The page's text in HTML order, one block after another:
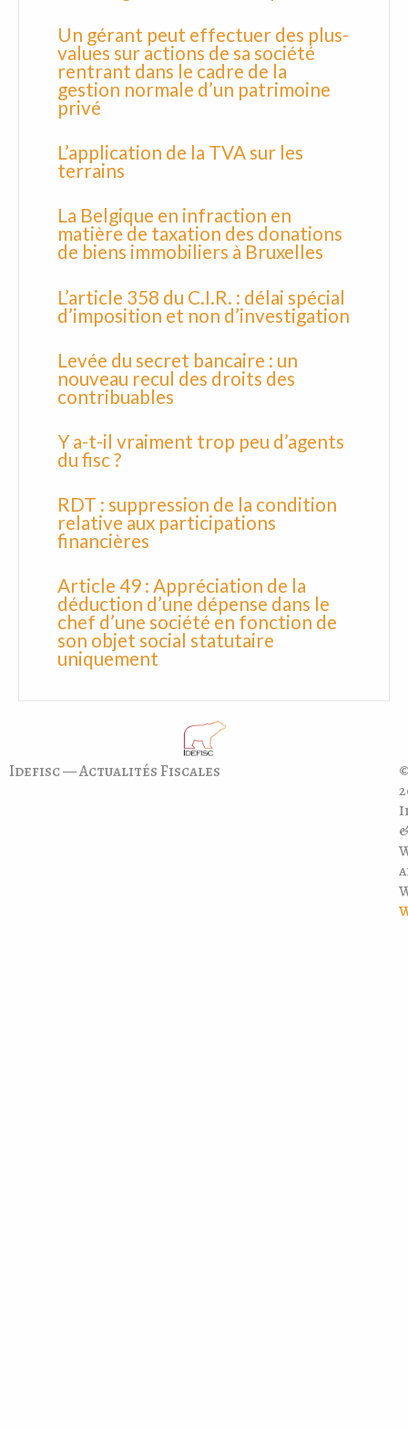
Un gérant peut effectuer des plus-
values sur actions de sa société
rentrant dans le cadre de la
gestion normale d’un patrimoine
privé
L’application de la TVA sur les
terrains
La Belgique en infraction en
matière de taxation des donations
de biens immobiliers à Bruxelles
L’article 358 du C.I.R. : délai spécial
d’imposition et non d’investigation
Levée du secret bancaire : un
nouveau recul des droits des
contribuables
Y a-t-il vraiment trop peu d’agents
du fisc ?
RDT : suppression de la condition
relative aux participations
financières
Article 49 : Appréciation de la
déduction d’une dépense dans le
chef d’une société en fonction de
son objet social statutaire
uniquement
Idefisc — Actualités Fiscales